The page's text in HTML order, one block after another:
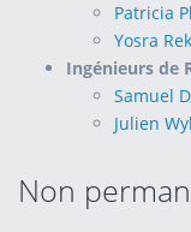
Patricia
Yosra
Ingénieurs de
Samuel
Julien
Non